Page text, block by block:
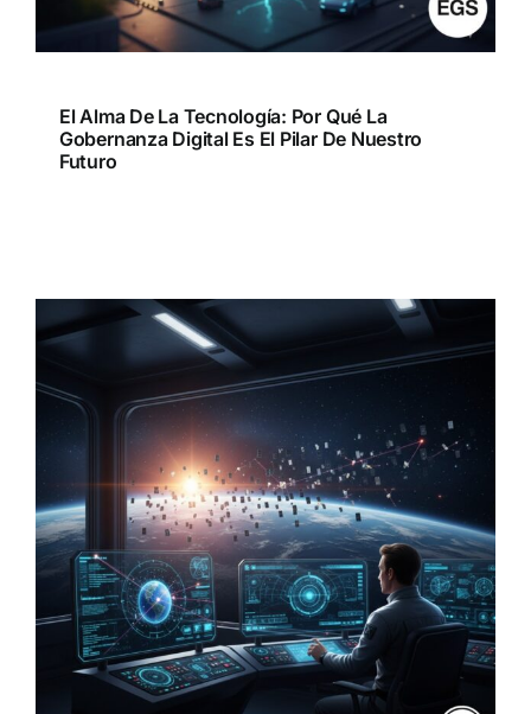
El Alma De La Tecnología: Por Qué La
Gobernanza Digital Es El Pilar De Nuestro
Futuro